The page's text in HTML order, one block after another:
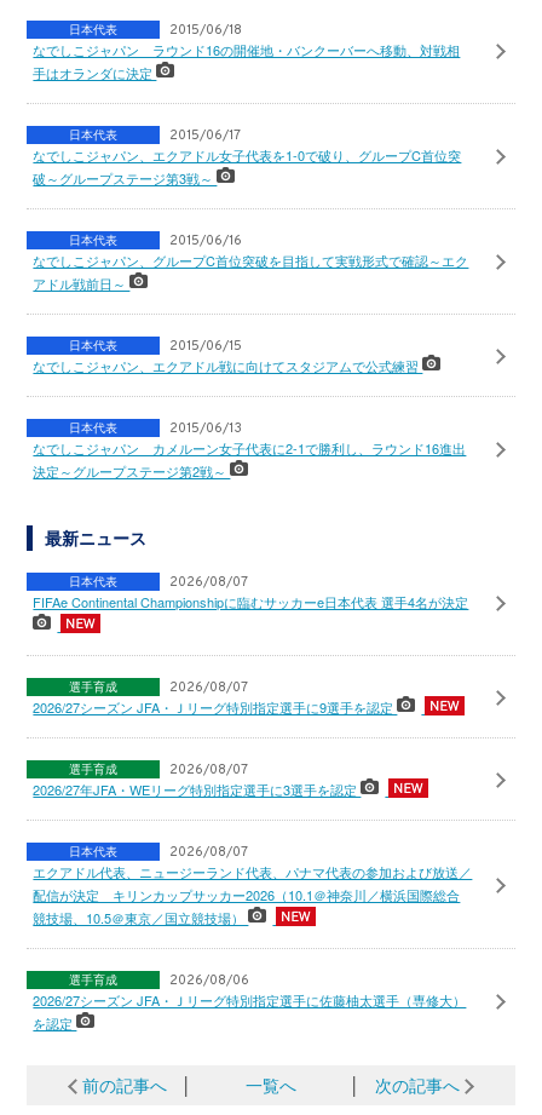
日本代表 2015/06/18
なでしこジャパン ラウンド16の開催地・バンクーバーへ移動、対戦相
手はオランダに決定
日本代表 2015/06/17
なでしこジャパン、エクアドル女子代表を1-0で破り、グループC首位突
破～グループステージ第3戦～
日本代表 2015/06/16
なでしこジャパン、グループC首位突破を目指して実戦形式で確認～エク
アドル戦前日～
日本代表 2015/06/15
なでしこジャパン、エクアドル戦に向けてスタジアムで公式練習
日本代表 2015/06/13
なでしこジャパン カメルーン女子代表に2-1で勝利し、ラウンド16進出
決定～グループステージ第2戦～
最新ニュース
日本代表 2026/08/07
FIFAe Continental Championshipに臨むサッカーe日本代表 選手4名が決定
選手育成 2026/08/07
2026/27シーズン JFA・Ｊリーグ特別指定選手に9選手を認定
選手育成 2026/08/07
2026/27年JFA・WEリーグ特別指定選手に3選手を認定
日本代表 2026/08/07
エクアドル代表、ニュージーランド代表、パナマ代表の参加および放送／
配信が決定 キリンカップサッカー2026（10.1＠神奈川／横浜国際総合
競技場、10.5＠東京／国立競技場）
選手育成 2026/08/06
2026/27シーズン JFA・Ｊリーグ特別指定選手に佐藤柚太選手（専修大）
を認定
前の記事へ 一覧へ 次の記事へ